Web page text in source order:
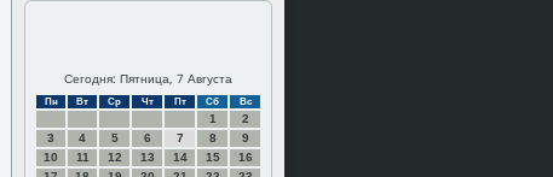
Сегодня: Пятница, 7 Августа
Пн Вт Ср Чт Пт Сб Вс
1
2
3
4 5 6 7 8
9
10
11 12 13 14 15
16